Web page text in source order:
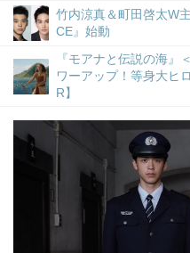
竹内涼真＆町田啓太W
CE』始動
『モアナと伝説の海』
ワーアップ！等身大ヒ
R】